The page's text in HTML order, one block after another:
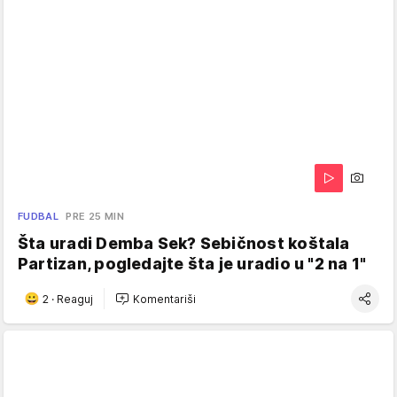
FUDBAL PRE 25 MIN
Šta uradi Demba Sek? Sebičnost koštala
Partizan, pogledajte šta je uradio u "2 na 1"
2 · Reaguj Komentariši